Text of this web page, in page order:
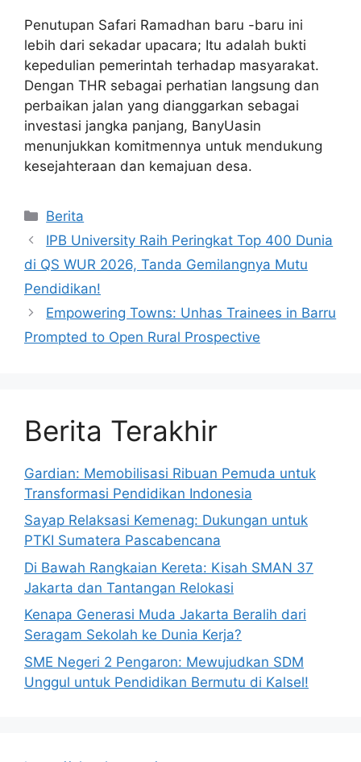
Penutupan Safari Ramadhan baru -baru ini
lebih dari sekadar upacara; Itu adalah bukti
kepedulian pemerintah terhadap masyarakat.
Dengan THR sebagai perhatian langsung dan
perbaikan jalan yang dianggarkan sebagai
investasi jangka panjang, BanyUasin
menunjukkan komitmennya untuk mendukung
kesejahteraan dan kemajuan desa.
Kategori
Berita
IPB University Raih Peringkat Top 400 Dunia
di QS WUR 2026, Tanda Gemilangnya Mutu
Pendidikan!
Empowering Towns: Unhas Trainees in Barru
Prompted to Open Rural Prospective
Berita Terakhir
Gardian: Memobilisasi Ribuan Pemuda untuk
Transformasi Pendidikan Indonesia
Sayap Relaksasi Kemenag: Dukungan untuk
PTKI Sumatera Pascabencana
Di Bawah Rangkaian Kereta: Kisah SMAN 37
Jakarta dan Tantangan Relokasi
Kenapa Generasi Muda Jakarta Beralih dari
Seragam Sekolah ke Dunia Kerja?
SME Negeri 2 Pengaron: Mewujudkan SDM
Unggul untuk Pendidikan Bermutu di Kalsel!